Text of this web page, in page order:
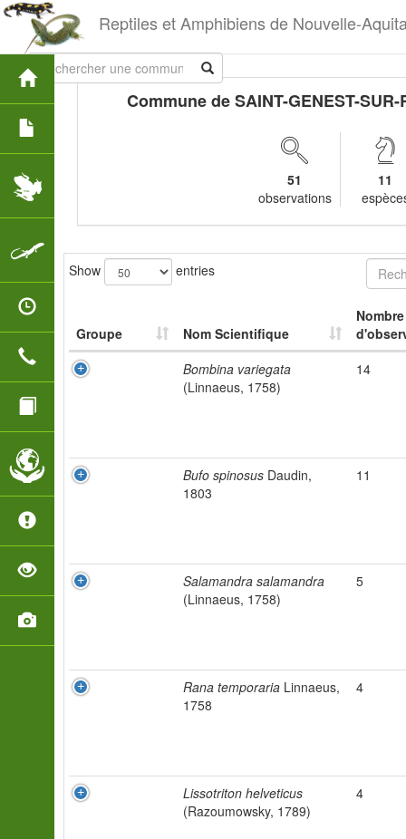
Reptiles et Amphibiens de Nouvelle-
Commune de SAINT-GENEST-SUR-
51
observations
11
Show entries
Groupe Nom Scientifique
Nombre
Bombina variegata
(Linnaeus, 1758)
14
Bufo spinosus Daudin,
1803
11
Salamandra salamandra
(Linnaeus, 1758)
5
Rana temporaria Linnaeus,
1758
4
Lissotriton helveticus
(Razoumowsky, 1789)
4